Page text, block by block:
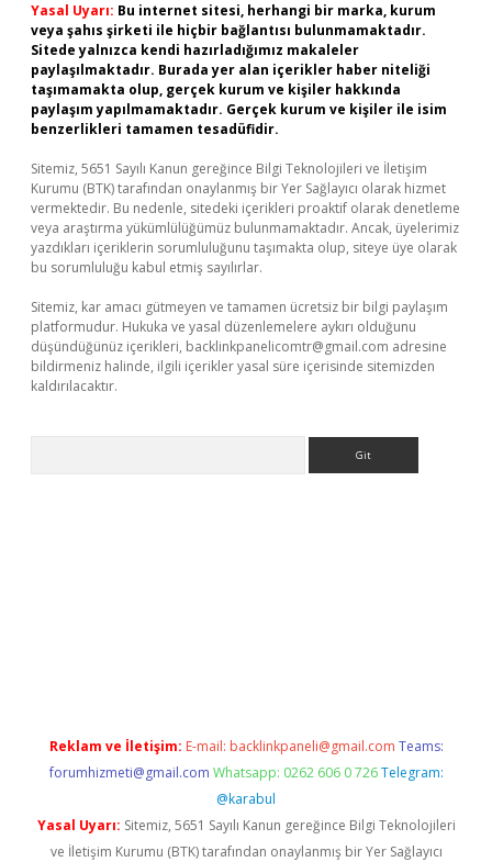
Yasal Uyarı: Bu internet sitesi, herhangi bir marka, kurum
veya şahıs şirketi ile hiçbir bağlantısı bulunmamaktadır.
Sitede yalnızca kendi hazırladığımız makaleler
paylaşılmaktadır. Burada yer alan içerikler haber niteliği
taşımamakta olup, gerçek kurum ve kişiler hakkında
paylaşım yapılmamaktadır. Gerçek kurum ve kişiler ile isim
benzerlikleri tamamen tesadüfidir.
Sitemiz, 5651 Sayılı Kanun gereğince Bilgi Teknolojileri ve İletişim
Kurumu (BTK) tarafından onaylanmış bir Yer Sağlayıcı olarak hizmet
vermektedir. Bu nedenle, sitedeki içerikleri proaktif olarak denetleme
veya araştırma yükümlülüğümüz bulunmamaktadır. Ancak, üyelerimiz
yazdıkları içeriklerin sorumluluğunu taşımakta olup, siteye üye olarak
bu sorumluluğu kabul etmiş sayılırlar.
Sitemiz, kar amacı gütmeyen ve tamamen ücretsiz bir bilgi paylaşım
platformudur. Hukuka ve yasal düzenlemelere aykırı olduğunu
düşündüğünüz içerikleri, backlinkpanelicomtr@gmail.com adresine
bildirmeniz halinde, ilgili içerikler yasal süre içerisinde sitemizden
kaldırılacaktır.
Reklam ve İletişim: E-mail: backlinkpaneli@gmail.com Teams:
forumhizmeti@gmail.com Whatsapp: 0262 606 0 726 Telegram:
@karabul
Yasal Uyarı: Sitemiz, 5651 Sayılı Kanun gereğince Bilgi Teknolojileri
ve İletişim Kurumu (BTK) tarafından onaylanmış bir Yer Sağlayıcı